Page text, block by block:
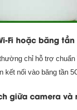
Fi hoặc băng
chỉ hỗ trợ chuẩn
kết nối vào băng tần
giữa camera và